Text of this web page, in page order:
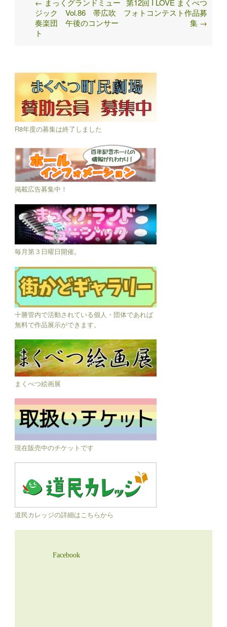
Post
navigation
← まっくグランドミュー
ジック Vol.86 帯広吹
奏楽団 午後のコンサー
ト
第12回 I LOVE まくべつ
フォトコンテスト作品募
集 →
R8年度の募集は終了しました
掲載広告募集中！
毎月第３日曜日開催。
十勝管内で活動されている個人・団体であれば
無料で作品展示ができます。
まくべつ絵画展
現在販売中のチケットです
道民カレッジの詳細はこちらから
Facebook